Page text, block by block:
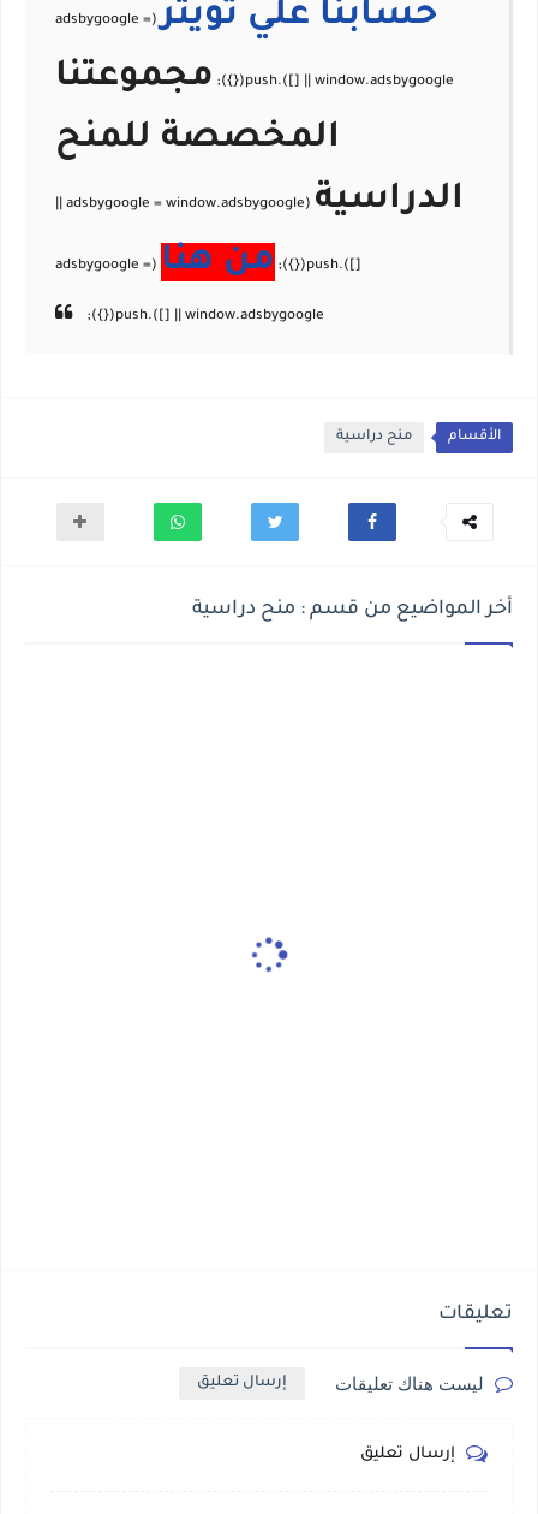
حسابنا علي تويتر
مجموعتنا
المخصصة للمنح
الدراسية
من هنا
الأقسام منح دراسية
أخر المواضيع من قسم : منح دراسية
تعليقات
ليست هناك تعليقات إرسال تعليق
إرسال تعليق